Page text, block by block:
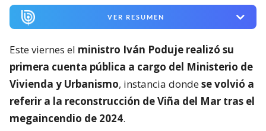
VER RESUMEN
Este viernes el ministro Iván Poduje realizó su
primera cuenta pública a cargo del Ministerio de
Vivienda y Urbanismo, instancia dondese volvió a
referir a la reconstrucción de Viña del Mar tras el
megaincendio de 2024.